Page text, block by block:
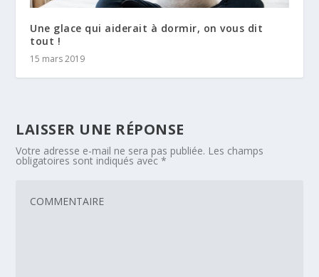
Une glace qui aiderait à dormir, on vous dit
tout !
15 mars 2019
LAISSER UNE RÉPONSE
Votre adresse e-mail ne sera pas publiée. Les champs
obligatoires sont indiqués avec*